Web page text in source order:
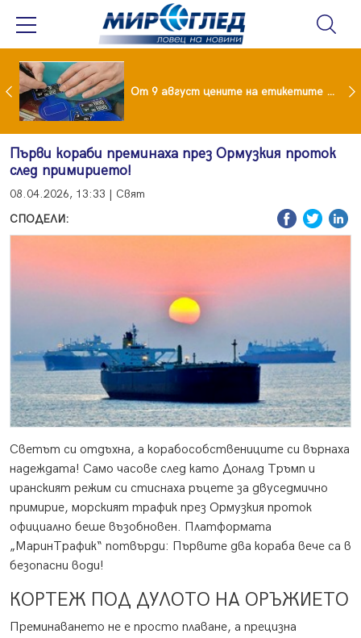
Проект за изграждане на 13-етажна "мегаджамия" разгневи жителите на Лондон От 9 август цените на етикетите само в евро
Първи кораби преминаха през Ормузкия проток
след примирието!
08.04.2026, 13:33 | Свят
СПОДЕЛИ:
Светът си отдъхна, а корабособствениците си върнаха
надеждата! Само часове след като Доналд Тръмп и
иранският режим си стиснаха ръцете за двуседмично
примирие, морският трафик през Ормузкия проток
официално беше възобновен. Платформата
„МаринТрафик“ потвърди: Първите два кораба вече са в
безопасни води!
КОРТЕЖ ПОД ДУЛОТО НА ОРЪЖИЕТО
Преминаването не е просто плаване, а прецизна